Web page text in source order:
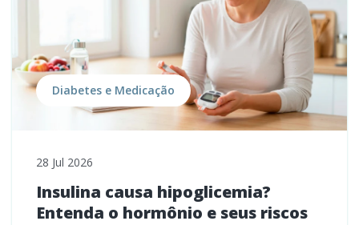
Diabetes e Medicação
28 Jul 2026
Insulina causa hipoglicemia?
Entenda o hormônio e seus riscos